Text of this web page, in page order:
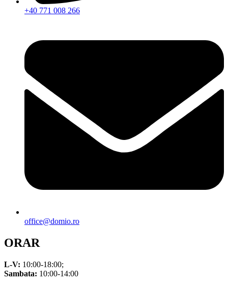
+40 771 008 266
office@domio.ro
ORAR
L-V: 10:00-18:00;
Sambata: 10:00-14:00